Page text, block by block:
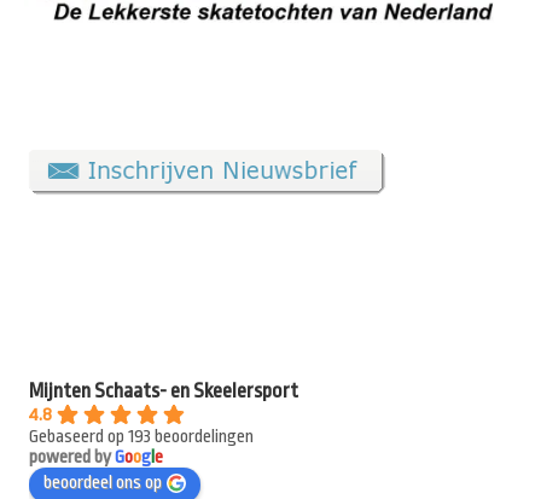
Mijnten Schaats- en Skeelersport
4.8
Gebaseerd op 193 beoordelingen
powered byGooge
beoordeel ons op